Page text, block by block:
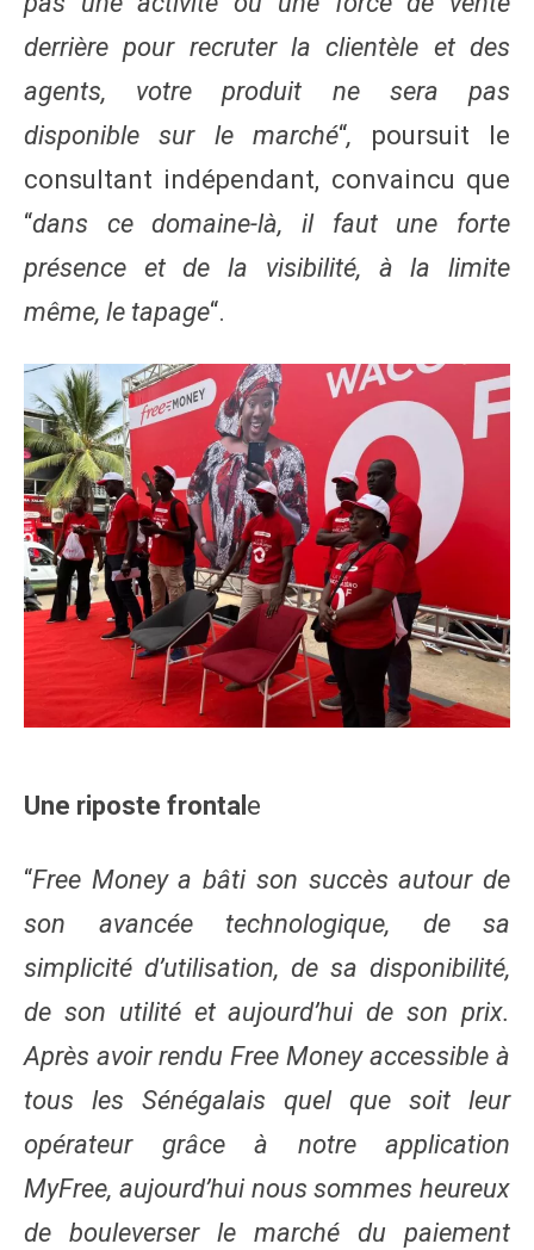
derrière pour recruter la clientèle et des
agents, votre produit ne sera pas
disponible sur le marché“, poursuit le
consultant indépendant, convaincu que
“dans ce domaine-là, il faut une forte
présence et de la visibilité, à la limite
même, le tapage“.
Une riposte frontal e
“Free Money a bâti son succès autour de
son avancée technologique, de sa
simplicité d’utilisation, de sa disponibilité,
de son utilité et aujourd’hui de son prix.
Après avoir rendu Free Money accessible à
tous les Sénégalais quel que soit leur
opérateur grâce à notre application
MyFree, aujourd’hui nous sommes heureux
de bouleverser le marché du paiement